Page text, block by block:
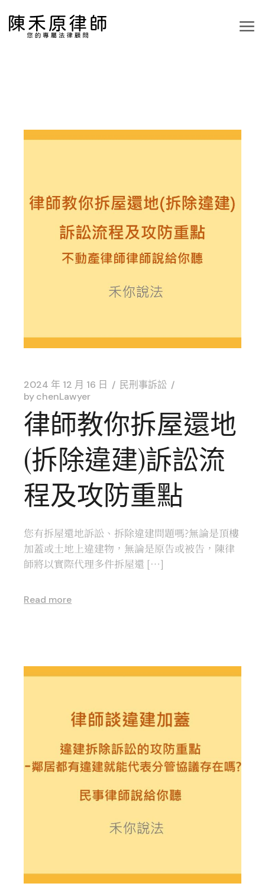
2024 年 12 月 16 日
民刑事訴訟
bychenLawyer
律師教你拆屋還地
(拆除違建)訴訟流
程及攻防重點
您有拆屋還地訴訟、拆除違建問題嗎?無論是頂樓
加蓋或土地上違建物，無論是原告或被告，陳律
師將以實際代理多件拆屋還 […]
Read more